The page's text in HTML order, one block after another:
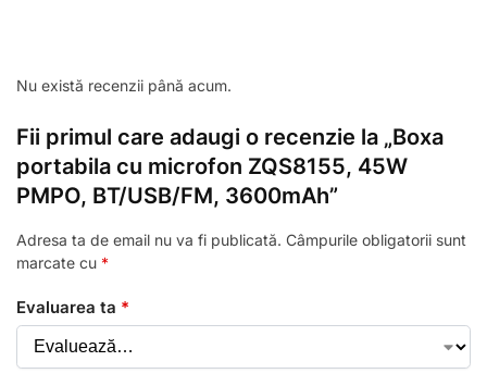
Nu există recenzii până acum.
Fii primul care adaugi o recenzie la „Boxa
portabila cu microfon ZQS8155, 45W
PMPO, BT/USB/FM, 3600mAh”
Adresa ta de email nu va fi publicată. Câmpurile obligatorii sunt
marcate cu *
Evaluarea ta *